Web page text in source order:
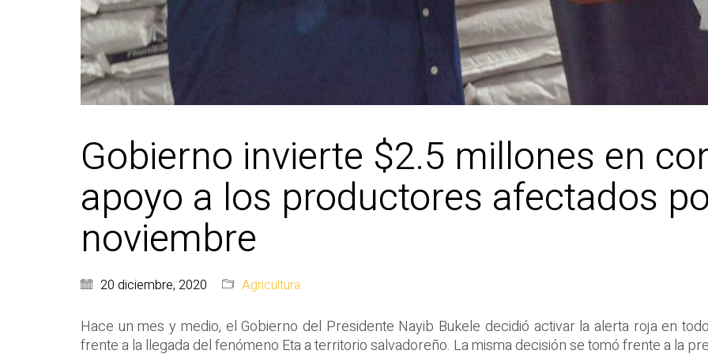
Gobierno invierte $2.5 millones en
apoyo a los productores afectados
noviembre
20 diciembre, 2020 Agricultura
Hace un mes y medio, el Gobierno del Presidente Nayib Bukele decidió activar la alerta roja en
frente a la llegada del fenómeno Eta a territorio salvadoreño. La misma decisión se tomó frente a la